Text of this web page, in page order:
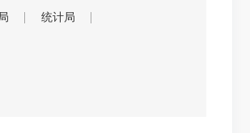
统计局